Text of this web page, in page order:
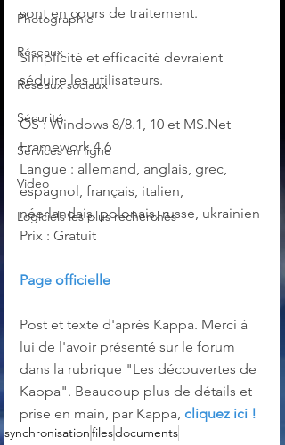
Photographie
Réseaux
Réseaux sociaux
Sécurité
Services en ligne
Video
Logiciels les plus recherchés
sont en cours de traitement.
Simplicité et efficacité devraient
séduire les utilisateurs.
OS : Windows 8/8.1, 10 et MS.Net
Framework 4.6
Langue : allemand, anglais, grec,
espagnol, français, italien,
néerlandais, polonais, russe, ukrainien
Prix : Gratuit
Page officielle
Post et texte d'après Kappa. Merci à
lui de l'avoir présenté sur le forum
dans la rubrique "Les découvertes de
Kappa". Beaucoup plus de détails et
prise en main, par Kappa, cliquez ici !
synchronisationfilesdocuments